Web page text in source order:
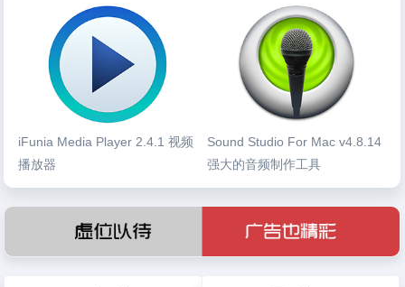
iFunia Media Player 2.4.1 视频
播放器
Sound Studio For Mac v4.8.14
强大的音频制作工具